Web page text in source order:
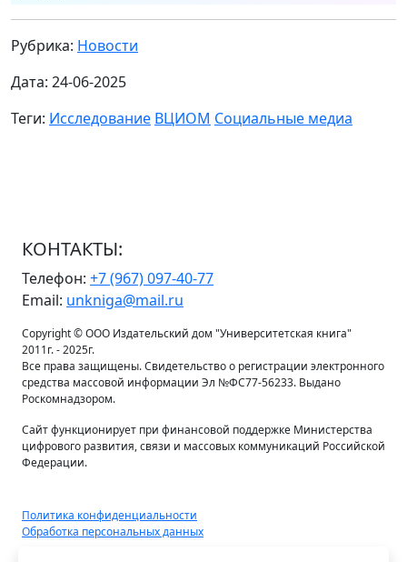
Рубрика: Новости
Дата: 24-06-2025
Теги: Исследование ВЦИОМ Социальные медиа
КОНТАКТЫ:
Телефон: +7 (967) 097-40-77
Email: unkniga@mail.ru
Copyright © ООО Издательский дом "Университетская книга"
2011г. - 2025г.
Все права защищены. Свидетельство о регистрации электронного
средства массовой информации Эл №ФС77-56233. Выдано
Роскомнадзором.
Сайт функционирует при финансовой поддержке Министерства
цифрового развития, связи и массовых коммуникаций Российской
Федерации.
Политика конфиденциальности
Обработка персональных данных